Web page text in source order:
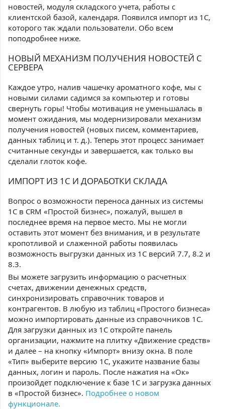
новостей, модуля складского учета, работы с
клиентской базой, календаря. Появился импорт из 1С,
которого так ждали пользователи. Обо всем
поподробнее ниже.
НОВЫЙ МЕХАНИЗМ ПОЛУЧЕНИЯ НОВОСТЕЙ С
СЕРВЕРА
Каждое утро, налив чашечку ароматного кофе, мы с
новыми силами садимся за компьютер и готовы
свернуть горы! Чтобы мотивация не уменьшалась в
момент ожидания, мы модернизировали механизм
получения новостей (новых писем, комментариев,
данных таблиц и т. д.). Теперь этот процесс занимает
считанные секунды и завершается, как только вы
сделали глоток кофе.
ИМПОРТ ИЗ 1С И ДОРАБОТКИ СКЛАДА
Вопрос о возможности переноса данных из системы
1С в CRM «Простой бизнес», пожалуй, вышел в
последнее время на первое место. Мы не могли
оставить этот момент без внимания, и в результате
кропотливой и слаженной работы появилась
возможность выгрузки данных из 1С версий 7.7, 8.2 и
8.3.
Вы можете загрузить информацию о расчетных
счетах, движении денежных средств,
синхронизировать справочник товаров и
контрагентов. В любую из таблиц «Простого бизнеса»
можно импортировать данные из справочников 1С.
Для загрузки данных из 1С откройте панель
организации, нажмите на плитку «Движение средств»
и далее – на кнопку «Импорт» внизу окна. В поле
«Тип» выберите версию 1С, укажите название базы
данных, логин и пароль. После нажатия на «Ок»
произойдет подключение к базе 1С и загрузка данных
в «Простой бизнес». Подробнее о новом
функционале.